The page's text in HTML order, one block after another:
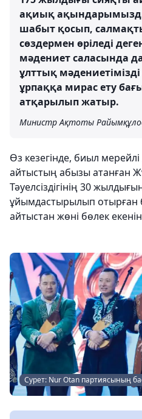
ақиық
шабыт қосып,
сөздермен өріледі
мәдениет саласында да
ұлттық мәдениетімізді
ұрпаққа мирас ету
атқарылып жатыр.
Министр Ақтоты
Өз кезегінде, биыл
айтыстың абызы атанған
Тәуелсіздігінің 30
ұйымдастырылып отырған
айтыстан жөні бөлек екенін
Сурет: Nur Otan партиясының